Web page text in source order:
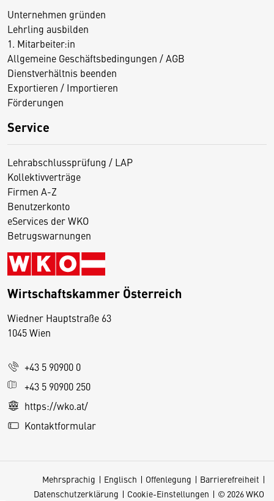
Unternehmen gründen
Lehrling ausbilden
1. Mitarbeiter:in
Allgemeine Geschäftsbedingungen / AGB
Dienstverhältnis beenden
Exportieren / Importieren
Förderungen
Service
Lehrabschlussprüfung / LAP
Kollektivverträge
Firmen A-Z
Benutzerkonto
eServices der WKO
Betrugswarnungen
Wirtschaftskammer Österreich
Wiedner Hauptstraße 63
1045 Wien
+43 5 90900 0
+43 5 90900 250
https://wko.at/
Kontaktformular
Mehrsprachig Englisch Offenlegung
Barrierefreiheit
Datenschutzerklärung
Cookie-Einstellungen © 2026 WKO
D
s
e
S
e